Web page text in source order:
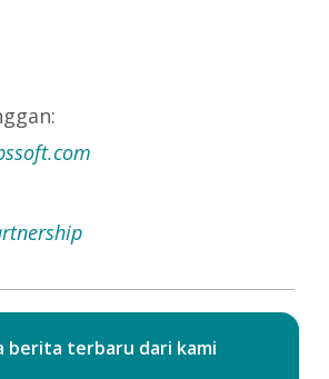
berita terbaru dari kami